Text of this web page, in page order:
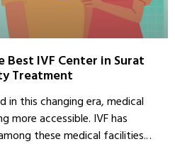
Best IVF Center in Surat
Treatment
in this changing era, medical
more accessible. IVF has
these medical facilities.